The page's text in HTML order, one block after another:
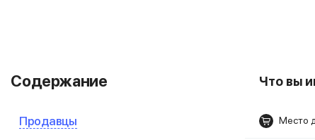
Содержание
Продавцы
Что вы
Место